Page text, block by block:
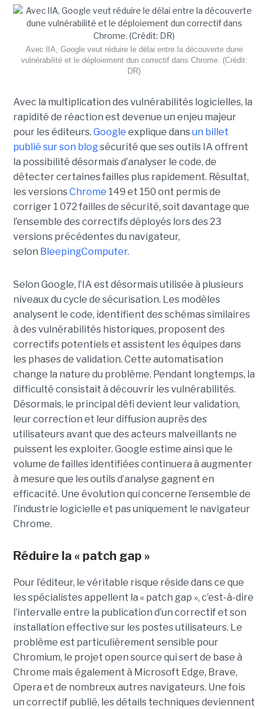
Avec lIA, Google veut réduire le délai entre la découverte dune
vulnérabilité et le déploiement dun correctif dans Chrome. (Crédit:
DR)
Avec la multiplication des vulnérabilités logicielles, la
rapidité de réaction est devenue un enjeu majeur
pour les éditeurs. Google explique dansun billet
publié sur son blogsécurité que ses outils IA offrent
la possibilité désormais d’analyser le code, de
détecter certaines failles plus rapidement. Résultat,
les versionsChrome 149 et 150 ont permis de
corriger 1 072 failles de sécurité, soit davantage que
l’ensemble des correctifs déployés lors des 23
versions précédentes du navigateur,
selon BleepingComputer.
Selon Google, l’IA est désormais utilisée à plusieurs
niveaux du cycle de sécurisation. Les modèles
analysent le code, identifient des schémas similaires
à des vulnérabilités historiques, proposent des
correctifs potentiels et assistent les équipes dans
les phases de validation. Cette automatisation
change la nature du problème. Pendant longtemps, la
difficulté consistait à découvrir les vulnérabilités.
Désormais, le principal défi devient leur validation,
leur correction et leur diffusion auprès des
utilisateurs avant que des acteurs malveillants ne
puissent les exploiter. Google estime ainsi que le
volume de failles identifiées continuera à augmenter
à mesure que les outils d’analyse gagnent en
efficacité. Une évolution qui concerne l’ensemble de
l’industrie logicielle et pas uniquement le navigateur
Chrome.
Réduire la « patch gap »
Pour l’éditeur, le véritable risque réside dans ce que
les spécialistes appellent la « patch gap », c’est-à-dire
l’intervalle entre la publication d’un correctif et son
installation effective sur les postes utilisateurs. Le
problème est particulièrement sensible pour
Chromium, le projet open source qui sert de base à
Chrome mais également à Microsoft Edge, Brave,
Opera et de nombreux autres navigateurs. Une fois
un correctif publié, les détails techniques deviennent